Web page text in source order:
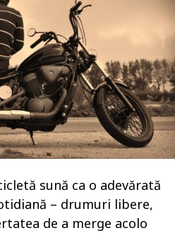
sună ca o adevărată
– drumuri libere,
de a merge acolo